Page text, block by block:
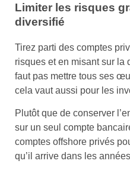
Limiter les risques
diversifié
Tirez parti des comptes
risques et en misant sur la
faut pas mettre tous ses
cela vaut aussi pour les
Plutôt que de conserver
sur un seul compte
comptes offshore privés
qu’il arrive dans les